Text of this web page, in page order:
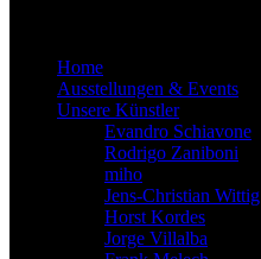
Home
Ausstellungen & Events
Unsere Künstler
Evandro Schiavone
Rodrigo Zaniboni
miho
Jens-Christian Wittig
Horst Kordes
Jorge Villalba